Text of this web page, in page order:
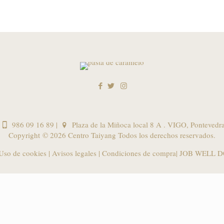
986 09 16 89 |
Plaza de la Miñoca local 8 A . VIGO,
Copyright © 2026 Centro Taiyang Todos los derechos reservados.
de cookies | Avisos legales | Condiciones de compra| JOB WELL